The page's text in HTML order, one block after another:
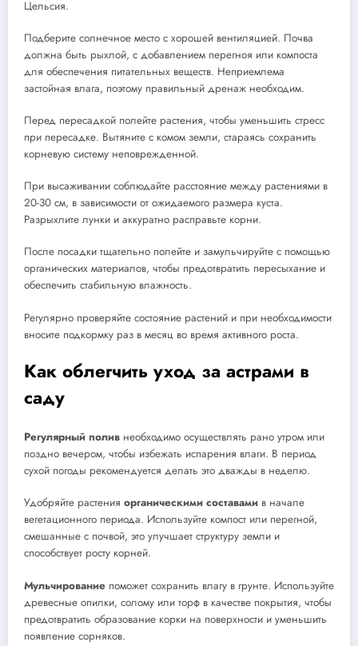
Цельсия.
Подберите солнечное место с хорошей вентиляцией. Почва
должна быть рыхлой, с добавлением перегноя или компоста
для обеспечения питательных веществ. Неприемлема
застойная влага, поэтому правильный дренаж необходим.
Перед пересадкой полейте растения, чтобы уменьшить стресс
при пересадке. Вытяните с комом земли, стараясь сохранить
корневую систему неповрежденной.
При высаживании соблюдайте расстояние между растениями в
20-30 см, в зависимости от ожидаемого размера куста.
Разрыхлите лунки и аккуратно расправьте корни.
После посадки тщательно полейте и замульчируйте с помощью
органических материалов, чтобы предотвратить пересыхание и
обеспечить стабильную влажность.
Регулярно проверяйте состояние растений и при необходимости
вносите подкормку раз в месяц во время активного роста.
Как облегчить уход за астрами в
саду
Регулярный полив необходимо осуществлять рано утром или
поздно вечером, чтобы избежать испарения влаги. В период
сухой погоды рекомендуется делать это дважды в неделю.
Удобряйте растения органическими составами в начале
вегетационного периода. Используйте компост или перегной,
смешанные с почвой, это улучшает структуру земли и
способствует росту корней.
Мульчирование поможет сохранить влагу в грунте. Используйте
древесные опилки, солому или торф в качестве покрытия, чтобы
предотвратить образование корки на поверхности и уменьшить
появление сорняков.